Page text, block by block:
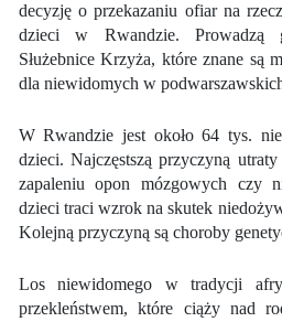
decyzję o przekazaniu ofiar na
dzieci w Rwandzie. Prowadzą
Służebnice Krzyża, które znane są
dla niewidomych w
W Rwandzie jest około 64 tys.
dzieci. Najczęstszą przyczyną
zapaleniu opon mózgowych czy
dzieci traci wzrok na skutek
Kolejną przyczyną są choroby
Los niewidomego w tradycji
przekleństwem, które ciąży nad